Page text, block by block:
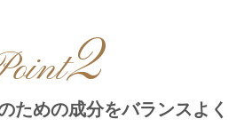
2
ための成分をバランスよく